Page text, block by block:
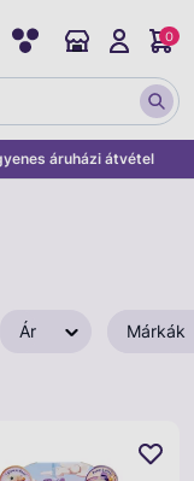
áruházi átvétel
0
Ár Márkák